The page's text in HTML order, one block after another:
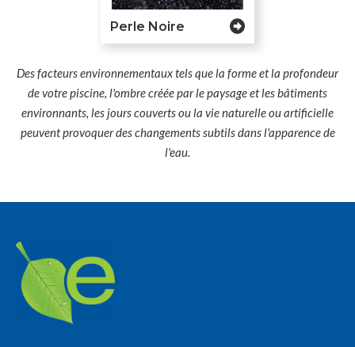
Perle Noire
Des facteurs environnementaux tels que la forme et la profondeur
de votre piscine, l'ombre créée par le paysage et les bâtiments
environnants, les jours couverts ou la vie naturelle ou artificielle
peuvent provoquer des changements subtils dans l'apparence de
l'eau.